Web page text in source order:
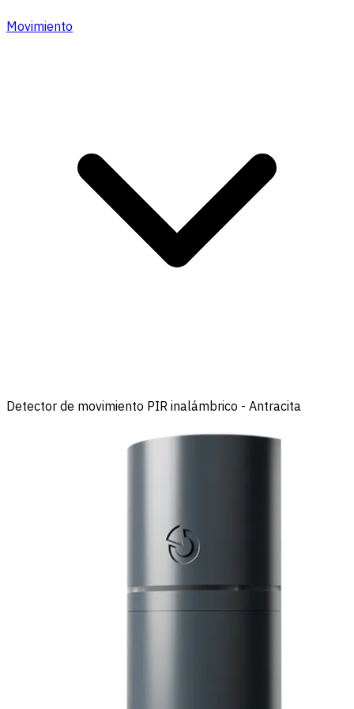
Movimiento
Detector de movimiento PIR inalámbrico - Antracita